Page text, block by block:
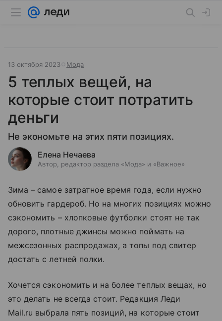
13 октября 2023 Мода
5 теплых вещей, на
которые стоит потратить
деньги
Не экономьте на этих пяти позициях.
Елена Нечаева
Автор, редактор раздела «Мода» и «Важное»
Зима – самое затратное время года, если нужно
обновить гардероб. Но на многих позициях можно
сэкономить – хлопковые футболки стоят не так
дорого, плотные джинсы можно поймать на
межсезонных распродажах, а топы под свитер
достать с летней полки.
Хочется сэкономить и на более теплых вещах, но
это делать не всегда стоит. Редакция Леди
Mail.ru выбрала пять позиций, на которые стоит